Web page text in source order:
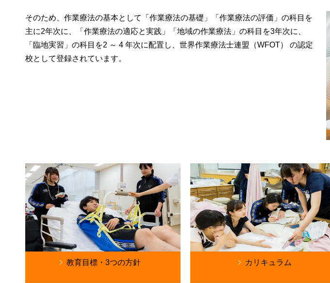
そのため、作業療法の基本として「作業療法の基礎」「作業療法の評価」の科目を
主に2年次に、「作業療法の適応と実践」「地域の作業療法」の科目を3年次に、
「臨地実習」の科目を2 ～ 4 年次に配置し、世界作業療法士連盟（WFOT） の認定
校として登録されています。
教育目標・3つの方針 カリキュラム